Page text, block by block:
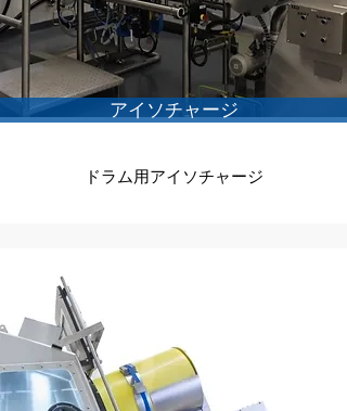
アイソチャージ
ドラム用アイソチャージ